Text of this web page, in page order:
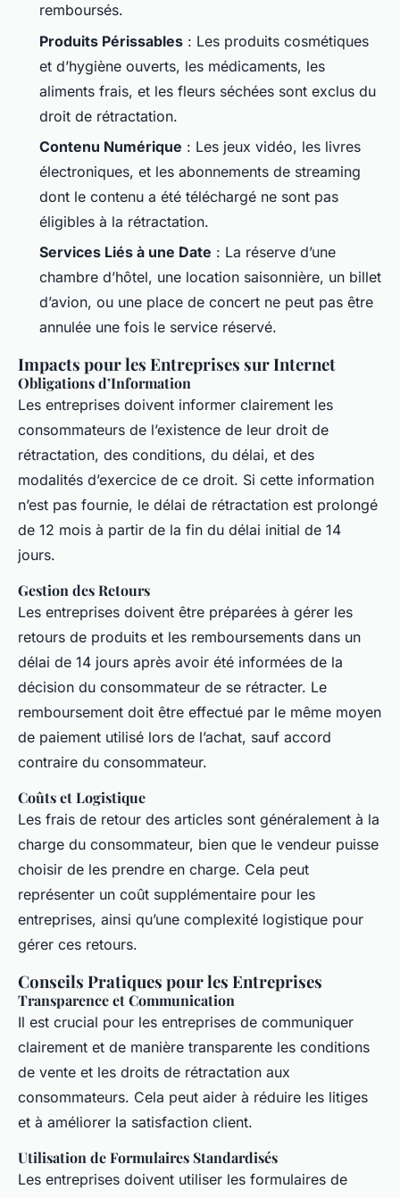
remboursés.
Produits Périssables : Les produits cosmétiques
et d’hygiène ouverts, les médicaments, les
aliments frais, et les fleurs séchées sont exclus du
droit de rétractation.
Contenu Numérique : Les jeux vidéo, les livres
électroniques, et les abonnements de streaming
dont le contenu a été téléchargé ne sont pas
éligibles à la rétractation.
Services Liés à une Date : La réserve d’une
chambre d’hôtel, une location saisonnière, un billet
d’avion, ou une place de concert ne peut pas être
annulée une fois le service réservé.
Impacts pour les Entreprises sur Internet
Obligations d’Information
Les entreprises doivent informer clairement les
consommateurs de l’existence de leur droit de
rétractation, des conditions, du délai, et des
modalités d’exercice de ce droit. Si cette information
n’est pas fournie, le délai de rétractation est prolongé
de 12 mois à partir de la fin du délai initial de 14
jours.
Gestion des Retours
Les entreprises doivent être préparées à gérer les
retours de produits et les remboursements dans un
délai de 14 jours après avoir été informées de la
décision du consommateur de se rétracter. Le
remboursement doit être effectué par le même moyen
de paiement utilisé lors de l’achat, sauf accord
contraire du consommateur.
Coûts et Logistique
Les frais de retour des articles sont généralement à la
charge du consommateur, bien que le vendeur puisse
choisir de les prendre en charge. Cela peut
représenter un coût supplémentaire pour les
entreprises, ainsi qu’une complexité logistique pour
gérer ces retours.
Conseils Pratiques pour les Entreprises
Transparence et Communication
Il est crucial pour les entreprises de communiquer
clairement et de manière transparente les conditions
de vente et les droits de rétractation aux
consommateurs. Cela peut aider à réduire les litiges
et à améliorer la satisfaction client.
Utilisation de Formulaires Standardisés
Les entreprises doivent utiliser les formulaires de